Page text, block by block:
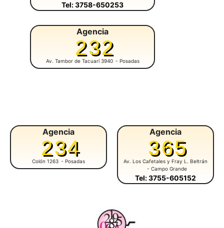
Tel: 3758-650253
Agencia
232
Av. Tambor de Tacuarí 3940 - Posadas
Agencia
234
Colón 1263 - Posadas
Agencia
365
Av. Los Cafetales y Fray L. Beltrán
- Campo Grande
Tel: 3755-605152